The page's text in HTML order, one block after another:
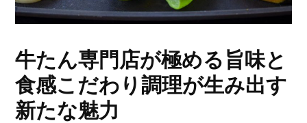
牛たん専門店が極める旨味と
食感こだわり調理が生み出す
新たな魅力